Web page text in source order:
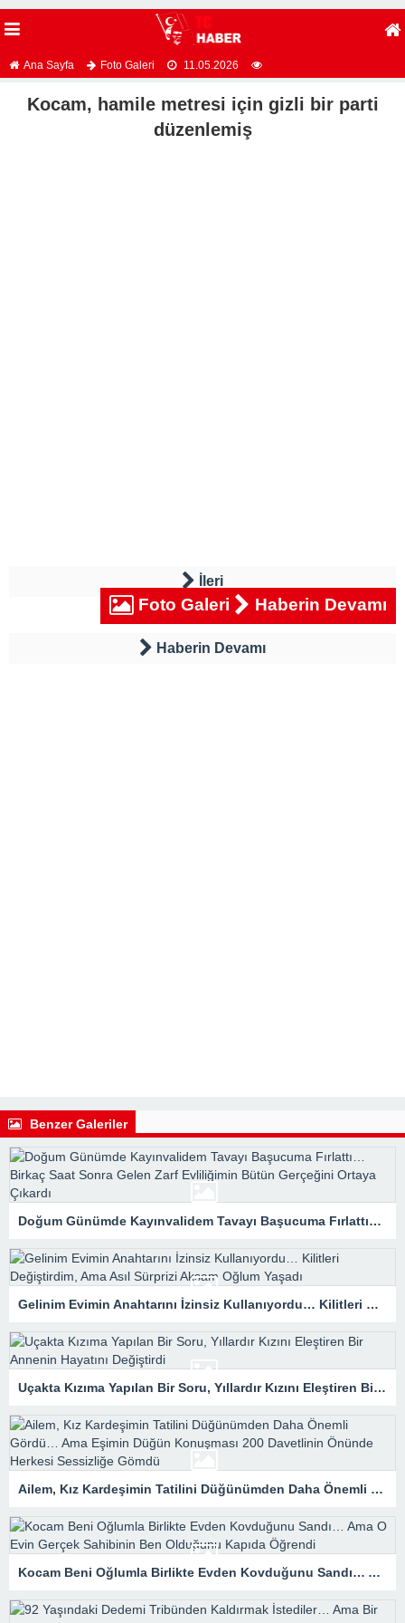
Ana Sayfa Foto Galeri 11.05.2026
Kocam, hamile metresi için gizli bir parti
düzenlemiş
İleri
Foto Galeri Haberin Devamı
Haberin Devamı
Benzer Galeriler
Doğum Günümde Kayınvalidem Tavayı Başucuma Fırlattı… Birkaç Saat Sonra Gelen Zarf Evliliğimin Bütün Gerçeğini Ortaya Çıkardı
Gelinim Evimin Anahtarını İzinsiz Kullanıyordu… Kilitleri Değiştirdim, Ama Asıl Sürprizi Akşam Oğlum Yaşadı
Uçakta Kızıma Yapılan Bir Soru, Yıllardır Kızını Eleştiren Bir Annenin Hayatını Değiştirdi
Ailem, Kız Kardeşimin Tatilini Düğünümden Daha Önemli Gördü… Ama Eşimin Düğün Konuşması 200 Davetlinin Önünde Herkesi Sessizliğe Gömdü
Kocam Beni Oğlumla Birlikte Evden Kovduğunu Sandı… Ama O Evin Gerçek Sahibinin Ben Olduğunu Kapıda Öğrendi